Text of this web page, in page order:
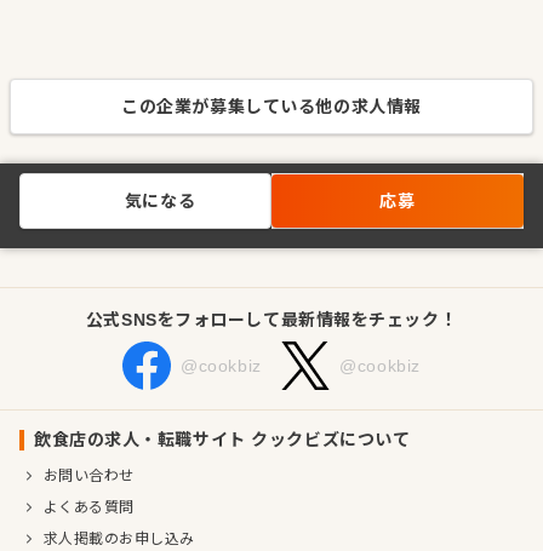
この企業が募集している他の求人情報
気になる 応募
公式SNSをフォローして最新情報をチェック！
@cookbiz @cookbiz
飲食店の求人・転職サイト クックビズについて
お問い合わせ
よくある質問
求人掲載のお申し込み